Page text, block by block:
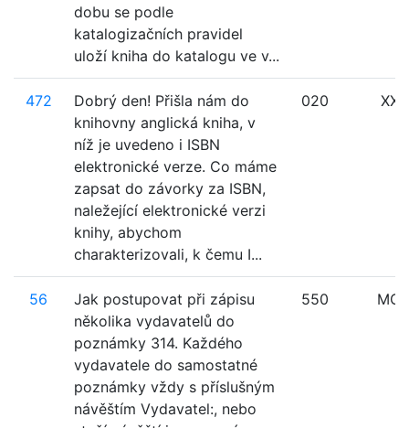
dobu se podle
katalogizačních pravidel
uloží kniha do katalogu ve v...
472
Dobrý den! Přišla nám do
knihovny anglická kniha, v
níž je uvedeno i ISBN
elektronické verze. Co máme
zapsat do závorky za ISBN,
naležející elektronické verzi
knihy, abychom
charakterizovali, k čemu I...
020 XXX
56
Jak postupovat při zápisu
několika vydavatelů do
poznámky 314. Každého
vydavatele do samostatné
poznámky vždy s příslušným
návěštím Vydavatel:, nebo
550